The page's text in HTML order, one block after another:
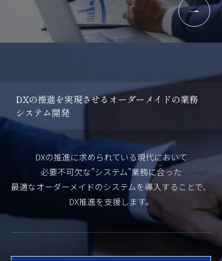
DXの推進を実現させるオーダーメ イ ドの業務
シス テ ム開発
DXの推進に求められている現代において
必要不可欠な”システム”業務に合った
最適なオーダーメイドのシステムを導入することで、
DX推進を支援します。